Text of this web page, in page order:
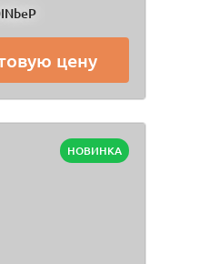
цену
НОВИНКА